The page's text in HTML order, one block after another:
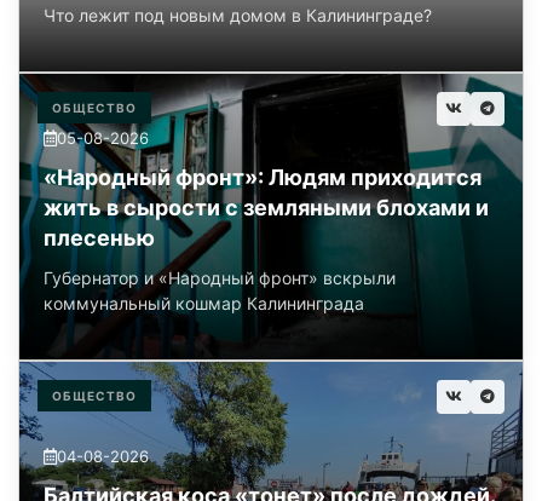
Что лежит под новым домом в Калининграде?
ОБЩЕСТВО
05-08-2026
«Народный фронт»: Людям приходится
жить в сырости с земляными блохами и
плесенью
Губернатор и «Народный фронт» вскрыли
коммунальный кошмар Калининграда
ОБЩЕСТВО
04-08-2026
Балтийская коса «тонет» после дождей.